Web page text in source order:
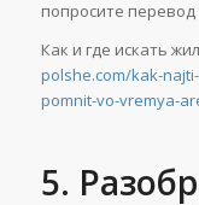
попросите
Как и где искать
polshe.com/kak-
pomnit-vo-vremya-
5.